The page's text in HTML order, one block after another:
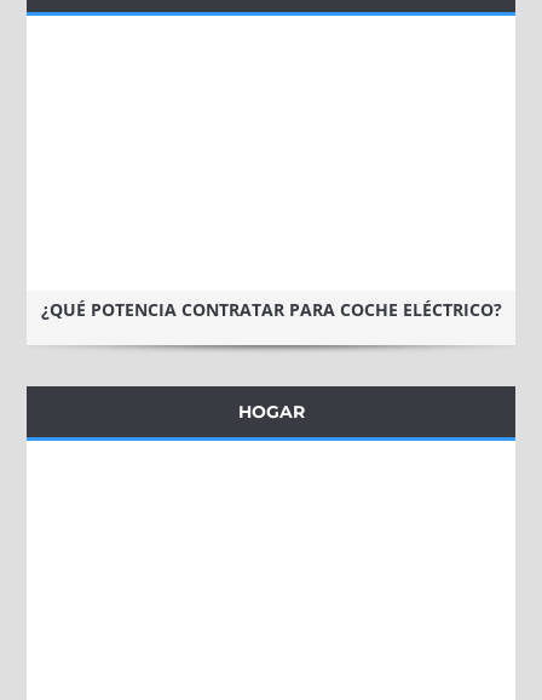
¿QUÉ POTENCIA CONTRATAR PARA COCHE ELÉCTRICO?
HOGAR